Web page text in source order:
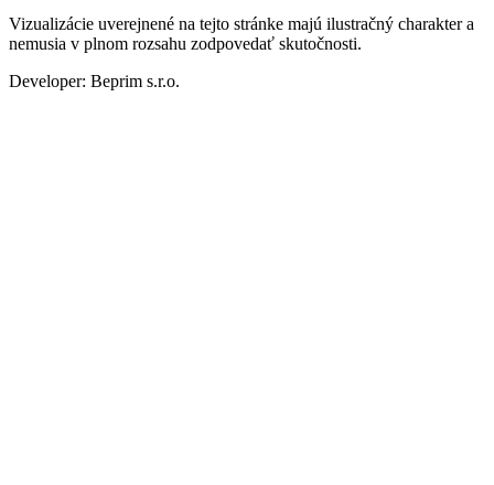
Vizualizácie uverejnené na tejto stránke majú ilustračný charakter a
nemusia v plnom rozsahu zodpovedať skutočnosti.
Developer: Beprim s.r.o.